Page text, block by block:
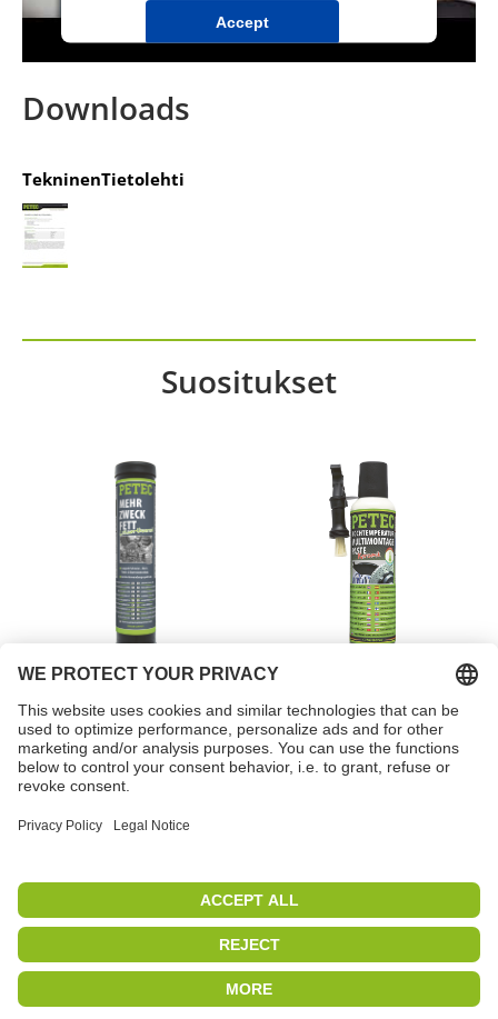
Accept
powered byUsercentrics Consent
Downloads
TekninenTietolehti
Suositukset
Monikäyttörasvaa
tuotenumero 94444
Korkean lämpötilan
monitoimitahna
PETEC | WE CREATE CONNECTIONS
PETEC Verbindungstechnik GmbH